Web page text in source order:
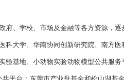
、学校、市场及金融等各方资源，
大学、华南协同创新研究院、南方
基地、小动物实验动物模型公共服